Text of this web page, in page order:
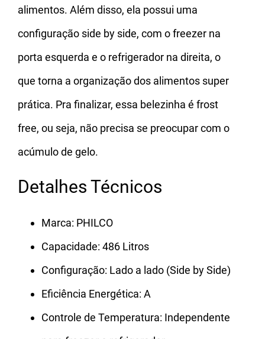
alimentos. Além disso, ela possui uma
configuração side by side, com o freezer na
porta esquerda e o refrigerador na direita, o
que torna a organização dos alimentos super
prática. Pra finalizar, essa belezinha é frost
free, ou seja, não precisa se preocupar com o
acúmulo de gelo.
Detalhes Técnicos
Marca: PHILCO
Capacidade: 486 Litros
Configuração: Lado a lado (Side by Side)
Eficiência Energética: A
Controle de Temperatura: Independente